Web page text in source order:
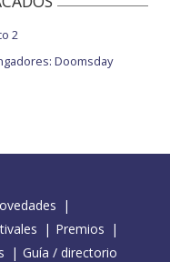
2
Doomsday
Premios
Guía / directorio